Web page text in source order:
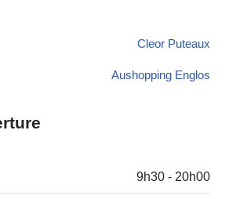
Cleor Puteaux
Aushopping Englos
9h30 - 20h00